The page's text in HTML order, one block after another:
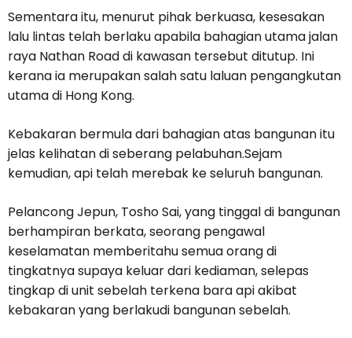
Sementara itu, menurut pihak berkuasa, kesesakan
lalu lintas telah berlaku apabila bahagian utama jalan
raya Nathan Road di kawasan tersebut ditutup. Ini
kerana ia merupakan salah satu laluan pengangkutan
utama di Hong Kong.
Kebakaran bermula dari bahagian atas bangunan itu
jelas kelihatan di seberang pelabuhan.Sejam
kemudian, api telah merebak ke seluruh bangunan.
Pelancong Jepun, Tosho Sai, yang tinggal di bangunan
berhampiran berkata, seorang pengawal
keselamatan memberitahu semua orang di
tingkatnya supaya keluar dari kediaman, selepas
tingkap di unit sebelah terkena bara api akibat
kebakaran yang berlakudi bangunan sebelah.